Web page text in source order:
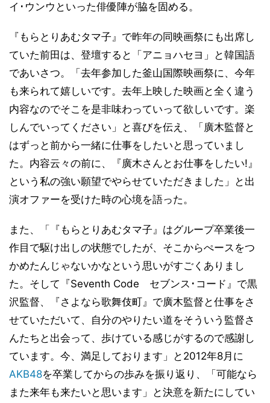
イ･ウンウといった俳優陣が脇を固める。
『もらとりあむタマ子』で昨年の同映画祭にも出席し
ていた前田は、登壇すると「アニョハセヨ」と韓国語
であいさつ。「去年参加した釜山国際映画祭に、今年
も来られて嬉しいです。去年上映した映画と全く違う
内容なのでそこを是非味わっていって欲しいです。楽
しんでいってください」と喜びを伝え、「廣木監督と
はずっと前から一緒に仕事をしたいと思っていまし
た。内容云々の前に、『廣木さんとお仕事をしたい!』
という私の強い願望でやらせていただきました」と出
演オファーを受けた時の心境を語った。
また、「『もらとりあむタマ子』はグループ卒業後一
作目で駆け出しの状態でしたが、そこからぺースをつ
かめたんじゃないかなという思いがすごくありまし
た。そして『Seventh Code セブンス･コード』で黒
沢監督、『さよなら歌舞伎町』で廣木監督と仕事をさ
せていただいて、自分のやりたい道をそういう監督さ
んたちと出会って、歩けている感じがするので感謝し
ています。今、満足しております」と2012年8月に
AKB48を卒業してからの歩みを振り返り、「可能なら
また来年も来たいと思います」と決意を新たにしてい